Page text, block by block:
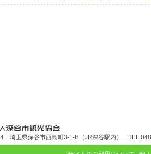
協会
埼玉県深谷市西島町3-1-8（JR深谷駅内）